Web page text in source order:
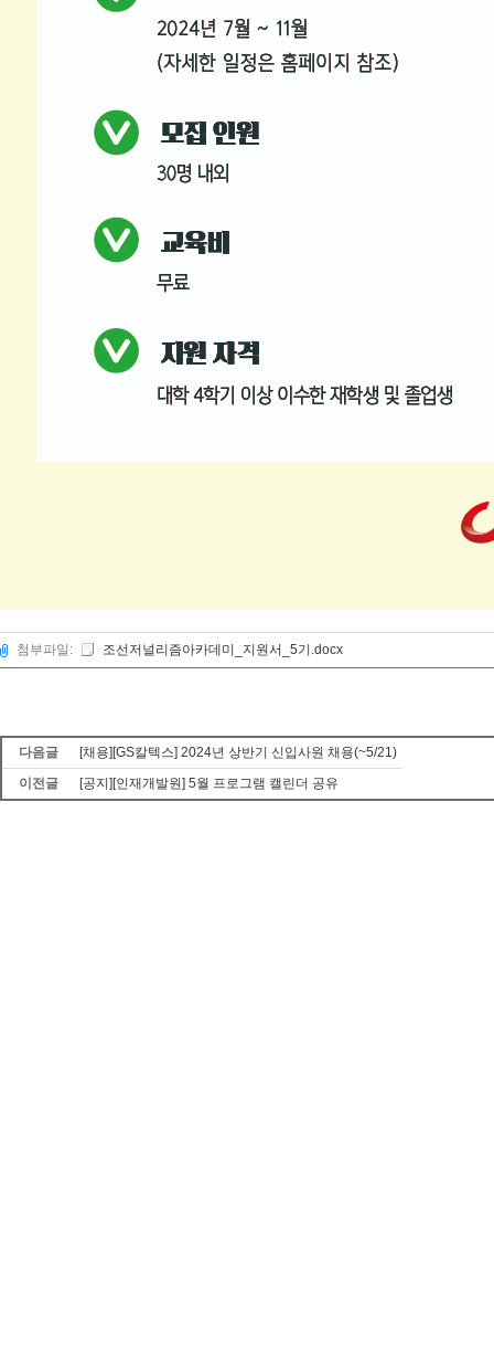
첨부파일: 조선저널리즘아카데미_지원서_5기.docx
다음글
[채용][GS칼텍스] 2024년 상반기 신입사원 채용(~5/21)
이전글
[공지][인재개발원] 5월 프로그램 캘린더 공유